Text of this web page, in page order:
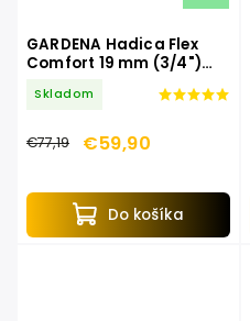
GARDENA Hadica Flex
Comfort 19 mm (3/4")
Skladom
€77,19 €59,90
Do košíka